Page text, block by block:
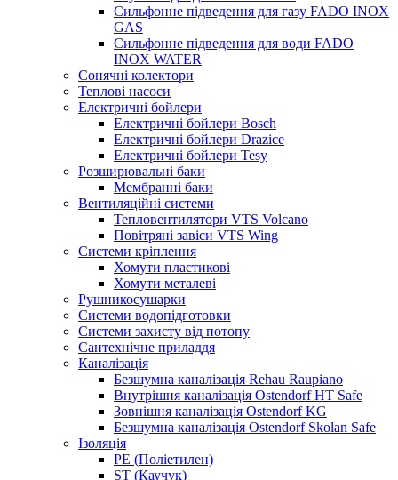
Сильфонне підведення для газу FADO INOX
GAS
Сильфонне підведення для води FADO
INOX WATER
Сонячні колектори
Теплові насоси
Електричні бойлери
Електричні бойлери Bosch
Електричні бойлери Drazice
Електричні бойлери Tesy
Розширювальні баки
Мембранні баки
Вентиляційні системи
Тепловентилятори VTS Volcano
Повітряні завіси VTS Wing
Системи кріплення
Хомути пластикові
Хомути металеві
Рушникосушарки
Системи водопідготовки
Системи захисту від потопу
Сантехнічне приладдя
Каналізація
Безшумна каналізація Rehau Raupiano
Внутрішня каналізація Ostendorf HT Safe
Зовнішня каналізація Ostendorf KG
Безшумна каналізація Ostendorf Skolan Safe
Ізоляція
PE (Поліетилен)
ST (Каучук)